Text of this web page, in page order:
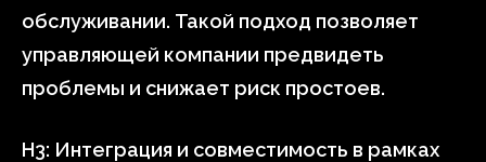
обслуживании. Такой подход позволяет
управляющей компании предвидеть
проблемы и снижает риск простоев.
H3: Интеграция и совместимость в рамках